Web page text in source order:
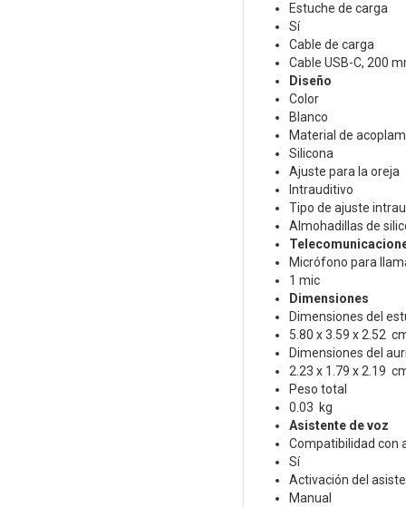
Estuche de carga
Sí
Cable de carga
Cable USB-C, 200
Diseño
Color
Blanco
Material de
Silicona
Ajuste para la oreja
Intrauditivo
Tipo de ajuste
Almohadillas de
Micrófono para
1 mic
Dimensiones
Dimensiones del
5.80 x 3.59 x 2.52
Dimensiones del
2.23 x 1.79 x 2.19
Peso total
0.03 kg
Asistente de voz
Compatibilidad con
Sí
Activación del
Manual